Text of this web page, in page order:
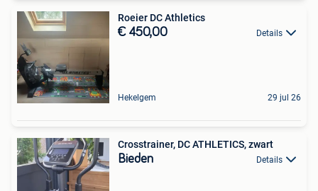
Roeier DC Athletics
€ 450,00 Details
Hekelgem 29 jul 26
Crosstrainer, DC ATHLETICS, zwart
Bieden Details